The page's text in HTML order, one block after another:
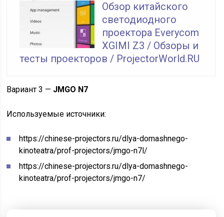
Обзор китайского
светодиодного
проектора Everycom
XGIMI Z3 / Обзоры и
тесты проекторов / ProjectorWorld.RU
Вариант 3 — JMGO N7
Используемые источники:
https://chinese-projectors.ru/dlya-domashnego-
kinoteatra/prof-projectors/jmgo-n7l/
https://chinese-projectors.ru/dlya-domashnego-
kinoteatra/prof-projectors/jmgo-n7/